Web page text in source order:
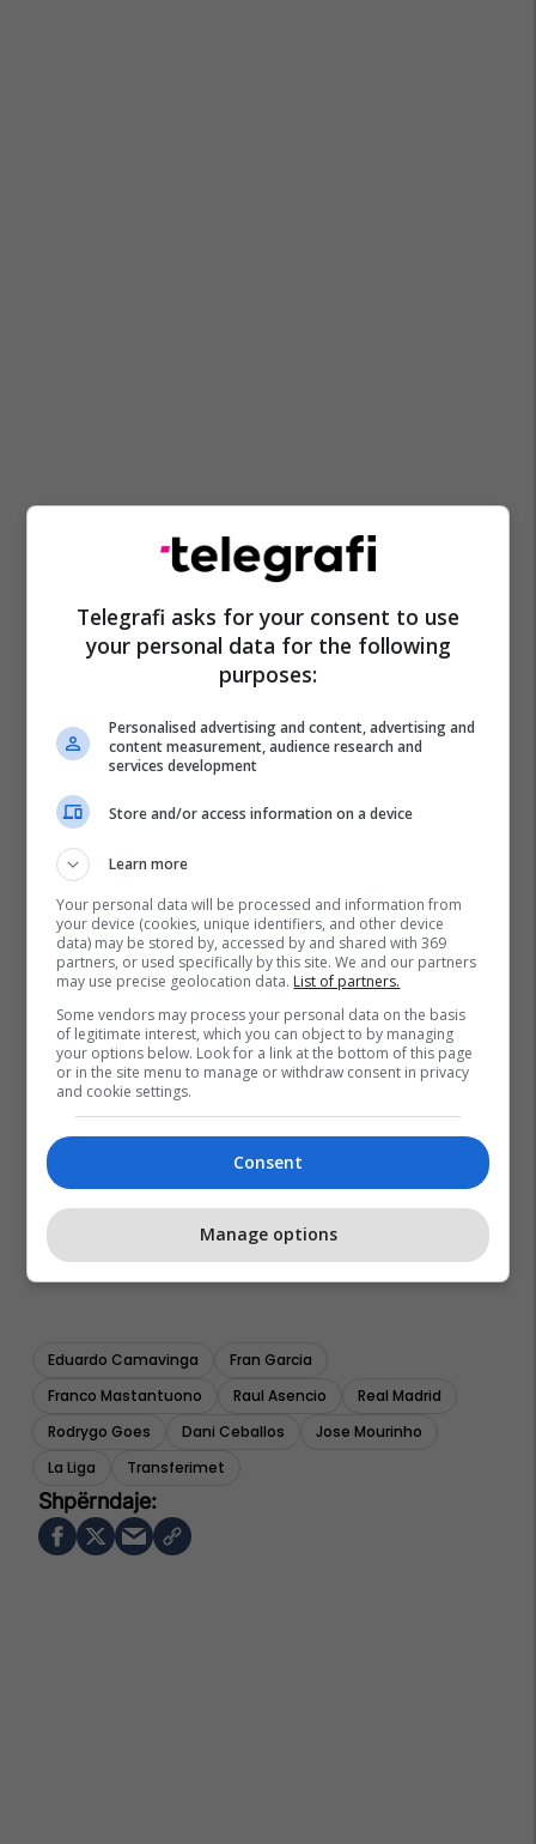
Eduardo Camavinga
Fran Garcia
Franco Mastantuono
Raul Asencio
Real Madrid
Rodrygo Goes
Dani Ceballos
Jose Mourinho
La Liga
Transferimet
Telegrafi asks for your consent to use
your personal data for the following
purposes:
Personalised advertising and content, advertising and
content measurement, audience research and
services development
Store and/or access information on a device
Learn more
Your personal data will be processed and information from
your device (cookies, unique identifiers, and other device
data) may be stored by, accessed by and shared with 369
partners, or used specifically by this site. We and our partners
may use precise geolocation data. List of partners.
Some vendors may process your personal data on the basis
of legitimate interest, which you can object to by managing
your options below. Look for a link at the bottom of this page
or in the site menu to manage or withdraw consent in privacy
and cookie settings.
Consent
Manage options